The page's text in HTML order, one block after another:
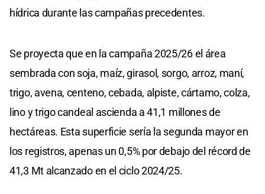
hídrica durante las campañas precedentes.
Se proyecta que en la campaña 2025/26 el área
sembrada con soja, maíz, girasol, sorgo, arroz, maní,
trigo, avena, centeno, cebada, alpiste, cártamo, colza,
lino y trigo candeal ascienda a 41,1 millones de
hectáreas. Esta superficie sería la segunda mayor en
los registros, apenas un 0,5% por debajo del récord de
41,3 Mt alcanzado en el ciclo 2024/25.